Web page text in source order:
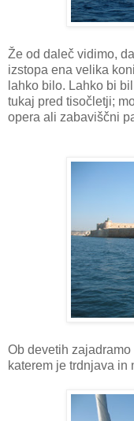
Že od daleč vidimo,
izstopa ena velika
lahko bilo. Lahko bi
tukaj pred tisočletji;
opera ali zabaviščni
Ob devetih
katerem je trdnjava in